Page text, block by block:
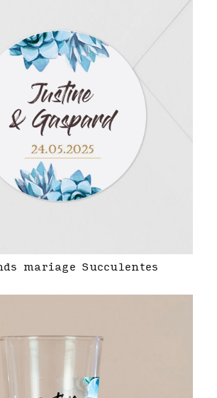
mariage Succulentes